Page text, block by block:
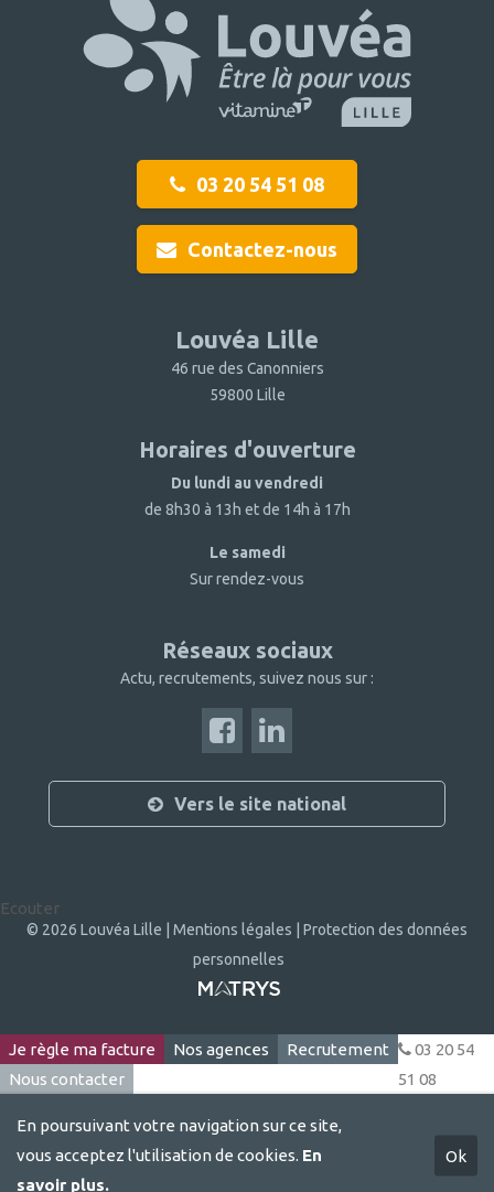
03 20 54 51 08
Contactez-nous
Louvéa Lille
46 rue des Canonniers
59800 Lille
Horaires d'ouverture
Du lundi au vendredi
de 8h30 à 13h et de 14h à 17h
Le samedi
Sur rendez-vous
Réseaux sociaux
Actu, recrutements, suivez nous sur :
Vers le site national
Ecouter
© 2026 Louvéa Lille | Mentions légales | Protection des données
personnelles
En poursuivant votre navigation sur ce site,
vous acceptez l'utilisation de cookies. En
savoir plus.
Ok
Je règle ma facture Nos agences
Recrutement
Nous contacter
03 20 54
51 08